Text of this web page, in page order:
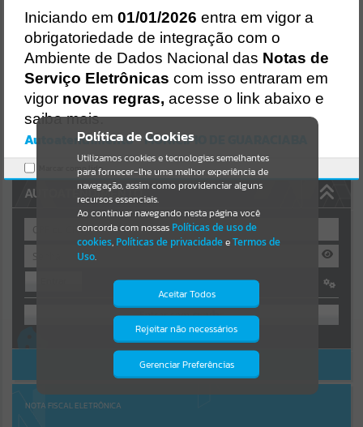
Resultados para""
Portais
Por favor, aguarde...
NOTÍCIAS
Por favor, aguarde...
Por favor, aguarde...
AUTOATENDIMENTO
OU
Cadastre-se|Recuperar Senha
ACESSAR SEM LOGIN
NOTA FISCAL ELETRÔNICA
Política de Cookies
Utilizamos cookies e tecnologias semelhantes
para fornecer-lhe uma melhor experiência de
navegação, assim como providenciar alguns
recursos essenciais.
Ao continuar navegando nesta página você
concorda com nossas Políticas de uso de
cookies, Políticas de privacidadeeTermos de
Uso.
Aceitar Todos
Rejeitar não necessários
Gerenciar Preferências
Isto significa que diversos recursos
providenciados poderão não estar
Iniciando em 01/01/2026 entra em vigor a
obrigatoriedade de integração com o
Ambiente de Dados Nacional das Notas de
Serviço Eletrônicas com isso entraram em
vigor novas regras, acesse o link abaixo e
saiba mais.
Autoatendimento - MUNICIPIO DE GUARACIABA
Marcar como lido.
Gerenciamento do Sistema
CÓDIGO DA MENSAGEM:
Ocorreu um erro de script:
Uncaught SyntaxError: Unexpected token '('
https://guaraciaba.atende.net/cidadao/pagina/static/bundle/wpo_in
dex_2_base_l2_portal_editores_sync_d9fb77cfd5741fafc9972edc7a6
41fea.js?v=83d4f602:47
Verificar Mais Detalhes